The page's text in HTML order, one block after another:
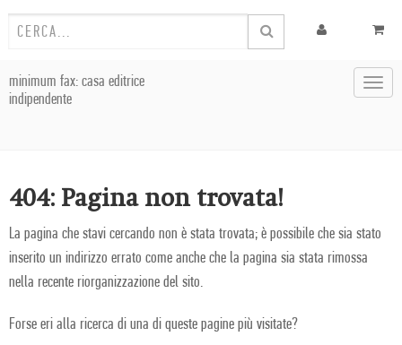
minimum fax: casa editrice
indipendente
404: Pagina non trovata!
La pagina che stavi cercando non è stata trovata; è possibile che sia stato
inserito un indirizzo errato come anche che la pagina sia stata rimossa
nella recente riorganizzazione del sito.
Forse eri alla ricerca di una di queste pagine più visitate?